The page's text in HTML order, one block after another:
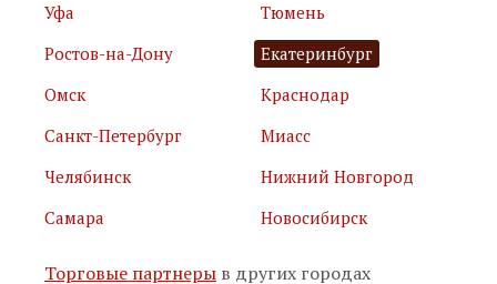
Я принимаю
условия использования сайта
Я соглашаюсь сполитикой обработки персональных
Подписаться
Уфа
Тюмень
Ростов-на-Дону
Екатеринбург
Омск
Краснодар
Санкт-Петербург
Миасс
Челябинск
Нижний Новгород
Самара
Новосибирск
Торговые партнеры в других городах